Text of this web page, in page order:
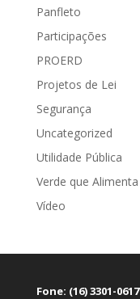
Panfleto
Participações
PROERD
Projetos de Lei
Segurança
Uncategorized
Utilidade Pública
Verde que Alimenta
Vídeo
Fone: (16) 3301-0617